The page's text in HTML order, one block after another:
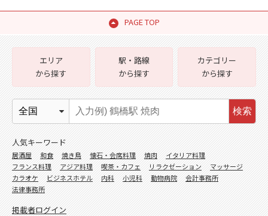
PAGE TOP
エリア
から探す
駅・路線
から探す
カテゴリー
から探す
検索
人気キーワード
居酒屋 和食 焼き鳥 懐石・会席料理 焼肉
イタリア料理
フランス料理
アジア料理 喫茶・カフェ リラクゼーション
マッサージ
カラオケ
ビジネスホテル 内科 小児科 動物病院
会計事務所
法律事務所
掲載者ログイン